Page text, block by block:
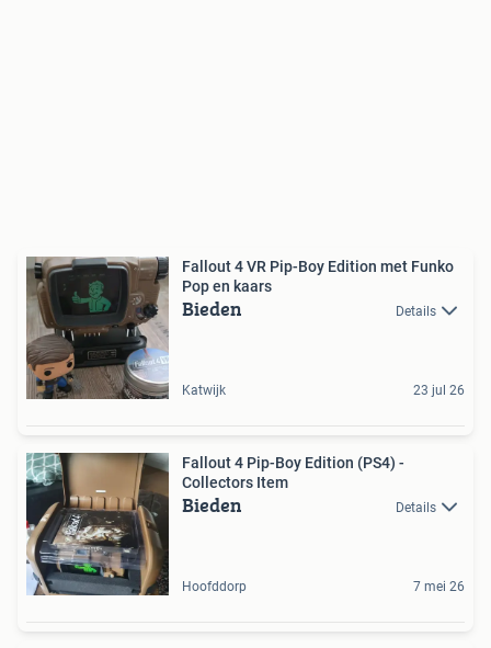
Fallout 4 VR Pip-Boy Edition met Funko
Pop en kaars
Bieden Details
Katwijk 23 jul 26
Fallout 4 Pip-Boy Edition (PS4) -
Collectors Item
Bieden Details
Hoofddorp 7 mei 26